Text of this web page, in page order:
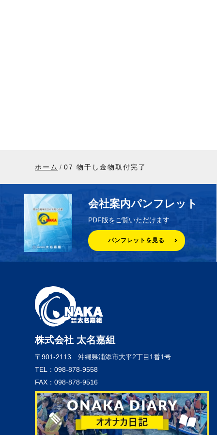
ホーム 07 物干し金物取付完了
会社案内パンフレット
PDF版をご覧いただけます
パンフレットを見る
株式会社 太名嘉組
〒901-2113 沖縄県浦添市大平2丁目1番1号
TEL：098-878-9558
FAX：098-878-9516